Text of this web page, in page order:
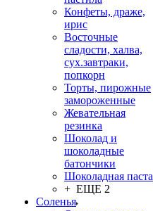
Конфеты, драже,
ирис
Восточные
сладости, халва,
сух.завтраки,
попкорн
Торты, пирожные
замороженные
Жевательная
резинка
Шоколад и
шоколадные
батончики
Шоколадная паста
+ ЕЩЕ 2
Соленья